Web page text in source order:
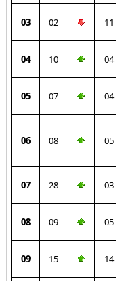
03 02 11
04 10 04
05 07 04
06 08 05
07 28 03
08 09 05
09 15 14